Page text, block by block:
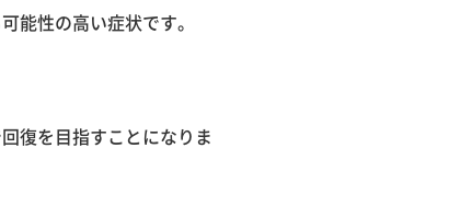
能性の高い症状です。
回復を目指すことになりま